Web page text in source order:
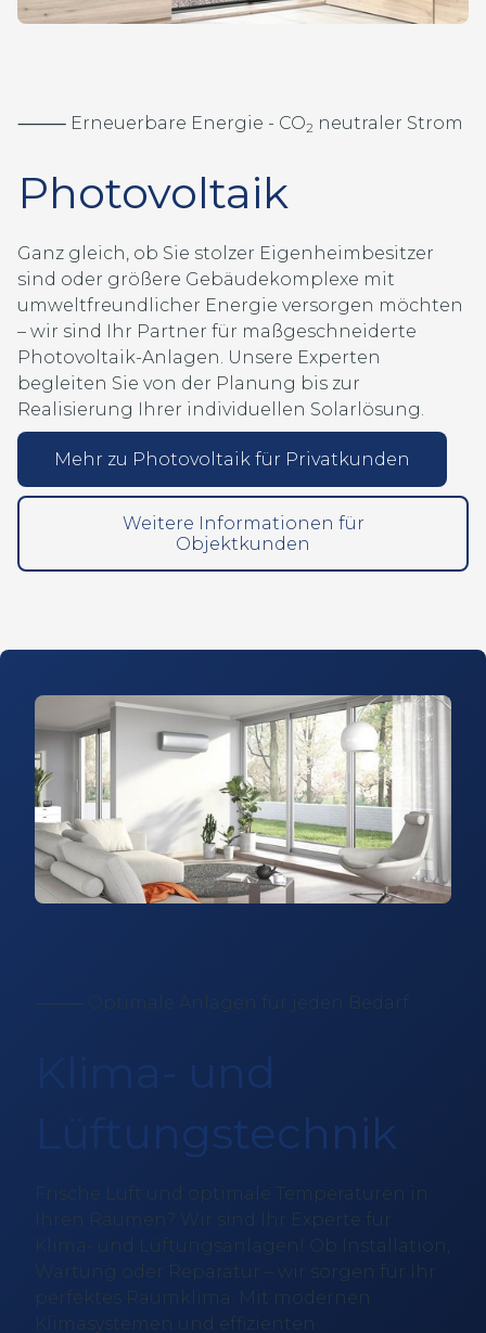
⸻ Erneuerbare Energie - CO2 neutraler Strom
Photovoltaik
Ganz gleich, ob Sie stolzer Eigenheimbesitzer
sind oder größere Gebäudekomplexe mit
umweltfreundlicher Energie versorgen möchten
– wir sind Ihr Partner für maßgeschneiderte
Photovoltaik-Anlagen. Unsere Experten
begleiten Sie von der Planung bis zur
Realisierung Ihrer individuellen Solarlösung.
Mehr zu Photovoltaik für Privatkunden
Weitere Informationen für
Objektkunden
⸻ Optimale Anlagen für jeden Bedarf
Klima- und
Lüftungstechnik
Frische Luft und optimale Temperaturen in
Ihren Räumen? Wir sind Ihr Experte für
Klima- und Lüftungsanlagen! Ob Installation,
Wartung oder Reparatur – wir sorgen für Ihr
perfektes Raumklima. Mit modernen
Klimasystemen und effizienten